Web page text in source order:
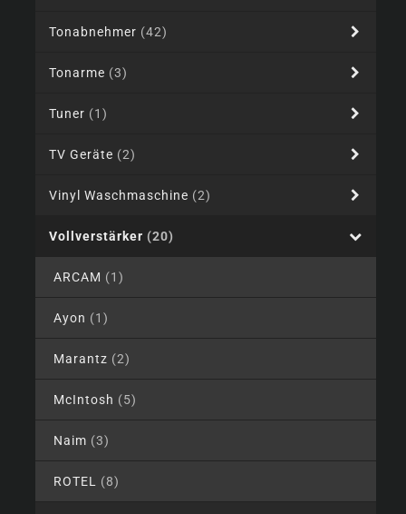
Tonabnehmer (42)
Tonarme (3)
Tuner (1)
TV Geräte (2)
Vinyl Waschmaschine (2)
Vollverstärker (20)
ARCAM (1)
Ayon (1)
Marantz (2)
McIntosh (5)
Naim (3)
ROTEL (8)